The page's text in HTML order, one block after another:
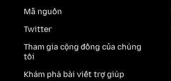
Mã nguồn
Twitter
Tham gia cộng đồng của chúng
tôi
Khám phá bài viết trợ giúp